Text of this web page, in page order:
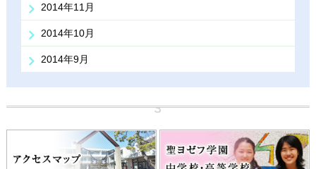
2014年11月
2014年10月
2014年9月